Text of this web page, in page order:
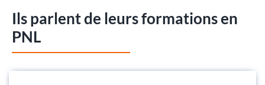
Ils parlent de leurs formations en
PNL